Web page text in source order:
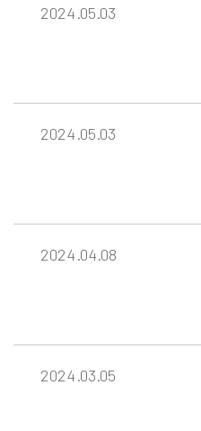
2024.05.03
2024.05.03
2024.04.08
2024.03.05